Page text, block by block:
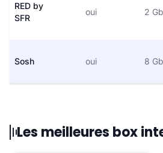
RED by
SFR
oui 2
Sosh oui 8
Les meilleures box